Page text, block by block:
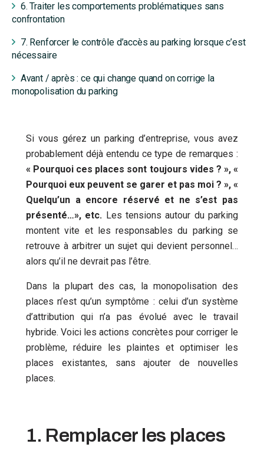
6. Traiter les comportements problématiques sans
confrontation
7. Renforcer le contrôle d’accès au parking lorsque c’est
nécessaire
Avant / après : ce qui change quand on corrige la
monopolisation du parking
Si vous gérez un parking d’entreprise, vous avez
probablement déjà entendu ce type de remarques :
« Pourquoi ces places sont toujours vides ? », «
Pourquoi eux peuvent se garer et pas moi ? », «
Quelqu’un a encore réservé et ne s’est pas
présenté…», etc. Les tensions autour du parking
montent vite et les responsables du parking se
retrouve à arbitrer un sujet qui devient personnel…
alors qu’il ne devrait pas l’être.
Dans la plupart des cas, la monopolisation des
places n’est qu’un symptôme : celui d’un système
d’attribution qui n’a pas évolué avec le travail
hybride. Voici les actions concrètes pour corriger le
problème, réduire les plaintes et optimiser les
places existantes, sans ajouter de nouvelles
places.
1. Remplacer les places